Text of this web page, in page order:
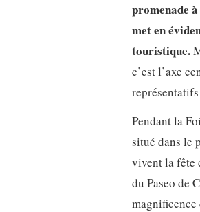
promenade
met en
touristique.
c’est l’axe
Pendant la
situé dans le
vivent la fête
du Paseo de